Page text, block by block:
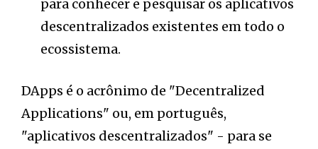
para conhecer e pesquisar os aplicativos
descentralizados existentes em todo o
ecossistema.
DApps é o acrônimo de "Decentralized
Applications" ou, em português,
"aplicativos descentralizados" - para se